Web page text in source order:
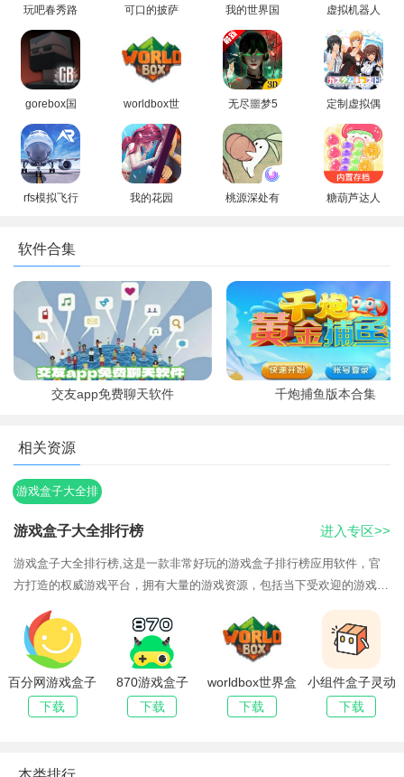
如图所示【鼠标右键】点击背包中的装备给人穿戴；
游戏说明
2024必须要体验一下，作为当下一款可玩性极高的模拟手游，其
玩法十分的有趣，大家进入游戏将会化身为上帝，你将掌控着地
世界万物变得生机复苏都完全取决于你自己的想法，自由度超级
游戏介绍
并且，该游戏最大的亮点便是它拥有着十分火爆的像素风
格，而且采用的还是上帝视角，但是这丝毫不会影响我们的视觉
体验，看久了然而会发现它的魅力所在，在搭配上那令人愉悦的
释手的。
玩吧春秀路
上的百货店
免广告游戏
最新版本
可口的披萨
载2026
我的世界国
际版
(Minecraft)
官方最新版
本
虚拟机器人
2游戏
(Virtual
Droid2)
gorebox国
际服最新版
本下载手机
版（G沙盒
仇恨）
worldbox世
界盒子2026
年最新版下
载无广告版
无尽噩梦5
怨灵咒(辅助
菜单)最新版
2026
定制虚拟偶
像2026最新
版下载安卓
免费版
（custom
cast）
rfs模拟飞行
拟器)
我的花园
桃源深处有
糖葫芦达人
软件合集
交友app免费聊天软件 千炮捕鱼版本合集
相关资源
游戏盒子大全排
游戏盒子大全排行榜
游戏盒子大全排行榜,这是一款非常好玩的游戏盒子排行榜应用软件，官
方打造的权威游戏平台，拥有大量的游戏资源，包括当下受欢迎的游戏和
大型厂商的游戏。提供新游戏的提前试玩、游戏攻略、福利礼包等功能。
全新界面设计，用户体验良好。新增大量好玩游戏，宝贝游戏网带来了游
戏盒子大全排行榜，喜欢的朋友们快快来下载体验吧。
进入专区>>
百分网游戏盒子
安卓最新版本
2026
下载
870游戏盒子
(780游戏盒)正
版最新版2026
下载
worldbox世界盒
子2026年最新
版下载无广告版
下载
小组件盒子灵动
岛下载2025安
卓最新版
下载